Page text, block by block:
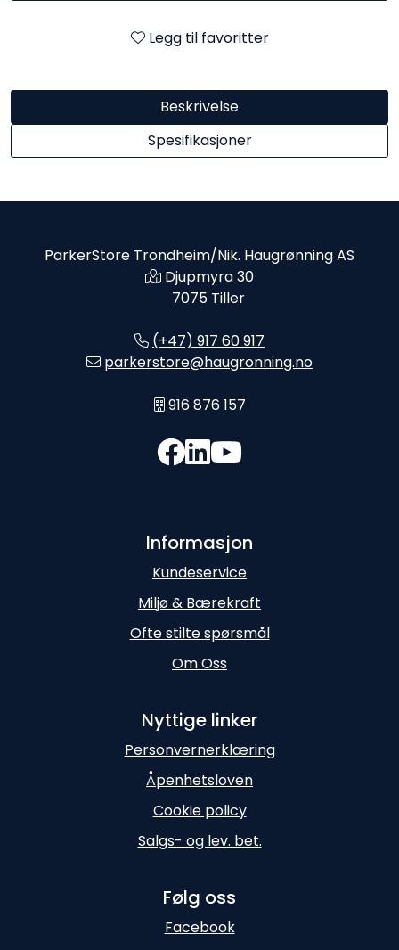
Legg til favoritter
Beskrivelse
Spesifikasjoner
ParkerStore Trondheim/Nik. Haugrønning AS
Djupmyra 30
7075 Tiller
(+47) 917 60 917
parkerstore@haugronning.no
916 876 157
Informasjon
Kundeservice
Miljø & Bærekraft
Ofte stilte spørsmål
Om Oss
Nyttige linker
Personvernerklæring
Åpenhetsloven
Cookie policy
Salgs- og lev. bet.
Følg oss
Facebook